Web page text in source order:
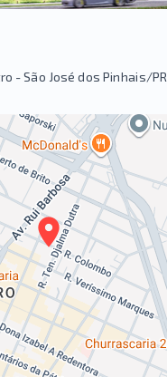
- São José dos Pinhais/PR